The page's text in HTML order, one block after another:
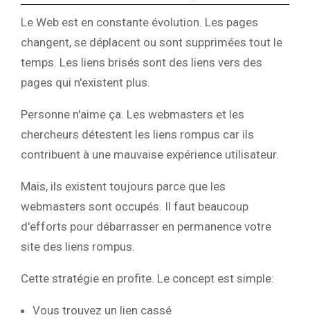
Le Web est en constante évolution. Les pages
changent, se déplacent ou sont supprimées tout le
temps. Les liens brisés sont des liens vers des
pages qui n'existent plus.
Personne n'aime ça. Les webmasters et les
chercheurs détestent les liens rompus car ils
contribuent à une mauvaise expérience utilisateur.
Mais, ils existent toujours parce que les
webmasters sont occupés. Il faut beaucoup
d'efforts pour débarrasser en permanence votre
site des liens rompus.
Cette stratégie en profite. Le concept est simple:
Vous trouvez un lien cassé